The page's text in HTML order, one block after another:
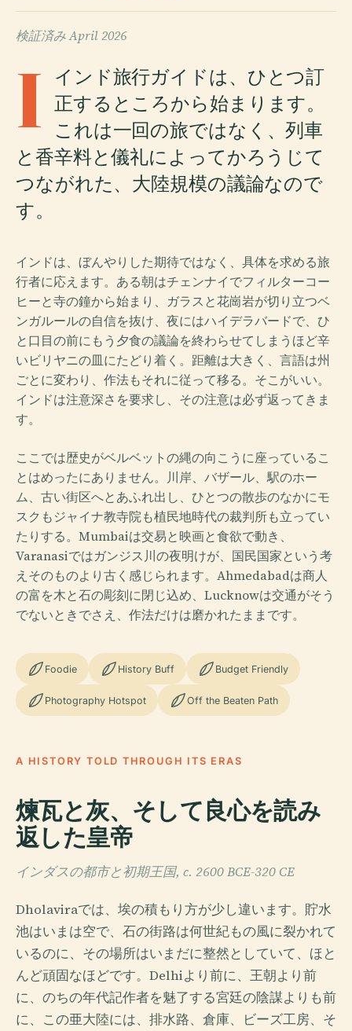
検証済みApril 2026
I インド旅行ガイドは、ひとつ訂
正するところから始まります。
これは一回の旅ではなく、列車
と香辛料と儀礼によってかろうじて
つながれた、大陸規模の議論なので
す。
インドは、ぼんやりした期待ではなく、具体を求める旅
行者に応えます。ある朝はチェンナイでフィルターコー
ヒーと寺の鐘から始まり、ガラスと花崗岩が切り立つベ
ンガルールの自信を抜け、夜にはハイデラバードで、ひ
と口目の前にもう夕食の議論を終わらせてしまうほど辛
いビリヤニの皿にたどり着く。距離は大きく、言語は州
ごとに変わり、作法もそれに従って移る。そこがいい。
インドは注意深さを要求し、その注意は必ず返ってきま
す。
ここでは歴史がベルベットの縄の向こうに座っているこ
とはめったにありません。川岸、バザール、駅のホー
ム、古い街区へとあふれ出し、ひとつの散歩のなかにモ
スクもジャイナ教寺院も植民地時代の裁判所も立ってい
たりする。Mumbaiは交易と映画と食欲で動き、
Varanasiではガンジス川の夜明けが、国民国家という考
えそのものより古く感じられます。Ahmedabadは商人
の富を木と石の彫刻に閉じ込め、Lucknowは交通がそう
でないときでさえ、作法だけは磨かれたままです。
Foodie History Buff Budget Friendly
Photography Hotspot Off the Beaten Path
A HISTORY TOLD THROUGH ITS ERAS
煉瓦と灰、そして良心を読み
返した皇帝
インダスの都市と初期王国, c. 2600 BCE-320 CE
Dholaviraでは、埃の積もり方が少し違います。貯水
池はいまは空で、石の街路は何世紀もの風に裂かれて
いるのに、その場所はいまだに整然としていて、ほと
んど頑固なほどです。Delhiより前に、王朝より前
に、のちの年代記作者を魅了する宮廷の陰謀よりも前
に、この亜大陸には、排水路、倉庫、ビーズ工房、そ